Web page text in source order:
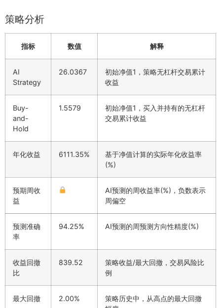
策略分析
指标 数值 解释
AI
Strategy
26.0367
初始净值1，策略无杠杆交易累计
收益
Buy-
and-
Hold
1.5579
初始净值1，买入并持有的无杠杆
交易累计收益
年化收益 6111.35%
基于净值计算的实际年化收益率
(%)
预期周收
益
AI预测的周收益率(%)，负数表示
周偏空
预测准确
率
94.25% AI预测的周预测方向性精度(%)
收益回撤
比
839.52
策略收益/最大回撤，交易风险比
例
最大回撤 2.00%
策略历史中，从高点的最大回撤